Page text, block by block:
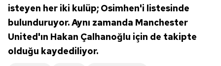
isteyen her iki kulüp; Osimhen'i listesinde
bulunduruyor. Aynı zamanda Manchester
United'ın Hakan Çalhanoğlu için de takipte
olduğu kaydediliyor.